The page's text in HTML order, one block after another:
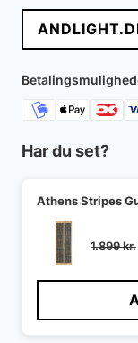
Har du set?
Athens Stripes
1.899kr.